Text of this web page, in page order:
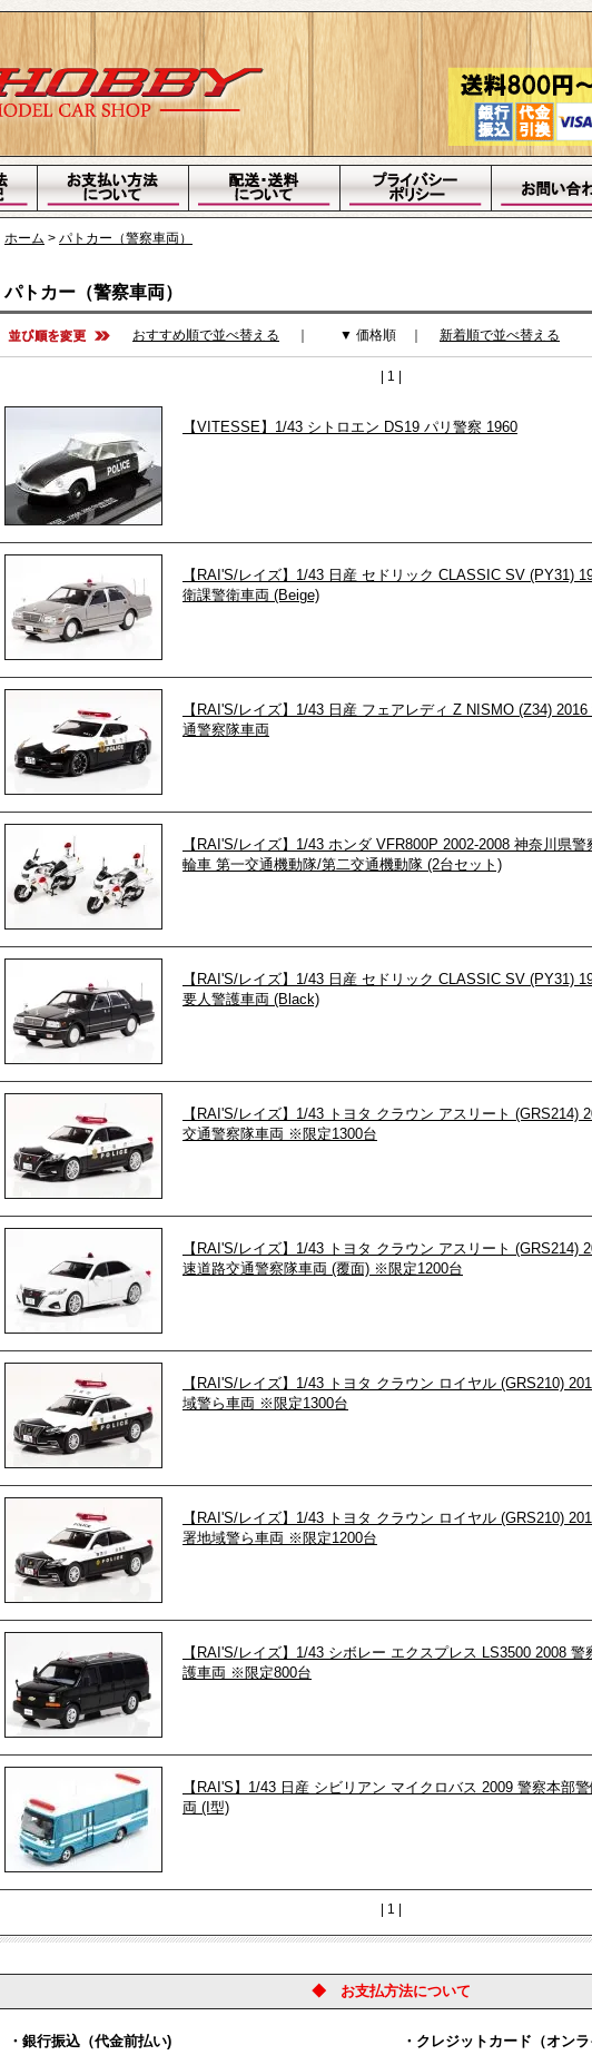
ホーム > パトカー（警察車両）
パトカー（警察車両）
おすすめ順で並べ替える ▼ 価格順 新着順で並べ替える
| 1 |
【VITESSE】1/43 シトロエン DS19 パリ警察 1960
【RAI'S/レイズ】1/43 日産 セドリック CLASSIC SV (PY31)
衛課警衛車両 (Beige)
【RAI'S/レイズ】1/43 日産 フェアレディ Z NISMO (Z34)
通警察隊車両
【RAI'S/レイズ】1/43 ホンダ VFR800P 2002-2008 神奈川県
輪車 第一交通機動隊/第二交通機動隊 (2台セット)
【RAI'S/レイズ】1/43 日産 セドリック CLASSIC SV (PY31)
要人警護車両 (Black)
【RAI'S/レイズ】1/43 トヨタ クラウン アスリート (GRS214)
交通警察隊車両 ※限定1300台
【RAI'S/レイズ】1/43 トヨタ クラウン アスリート (GRS214)
速道路交通警察隊車両 (覆面) ※限定1200台
【RAI'S/レイズ】1/43 トヨタ クラウン ロイヤル (GRS210)
域警ら車両 ※限定1300台
【RAI'S/レイズ】1/43 トヨタ クラウン ロイヤル (GRS210)
署地域警ら車両 ※限定1200台
【RAI'S/レイズ】1/43 シボレー エクスプレス LS3500 2008
護車両 ※限定800台
【RAI'S】1/43 日産 シビリアン マイクロバス 2009 警察本部
両 (I型)
| 1 |
◆ お支払方法について
・銀行振込（代金前払い) ・クレジットカード（オンラ